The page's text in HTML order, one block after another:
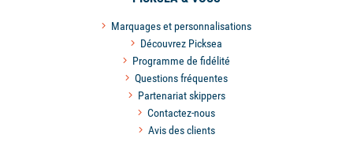
Marquages et personnalisations
Découvrez Picksea
Programme de fidélité
Questions fréquentes
Partenariat skippers
Contactez-nous
Avis des clients